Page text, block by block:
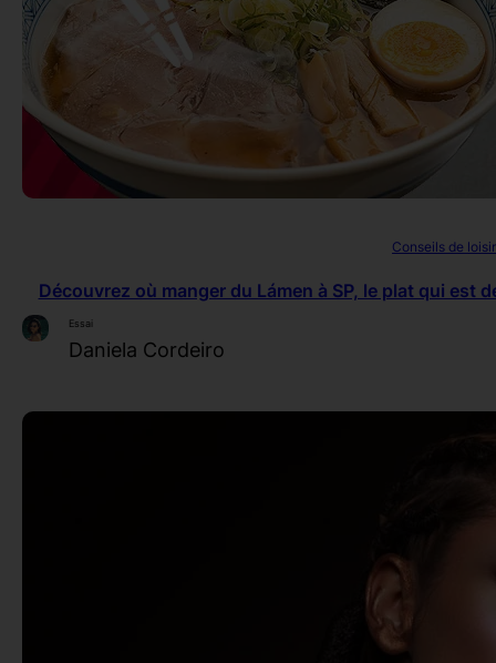
Conseils de
Découvrez où manger du Lámen à SP, le plat qui est
Essai
Daniela Cordeiro